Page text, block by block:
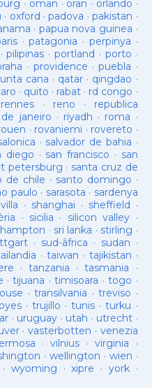
· oman · oran · orlando ·
· oxford ·padova ·pakistan ·
· papua nova guinea ·
·patagonia · perpinya ·
pilipinas ·portland · porto ·
· providence ·puebla ·
cana · qatar · qingdao ·
· quito · rabat · rd congo ·
rennes · reno · republica
janeiro · riyadh · roma ·
· rovaniemi · rovereto ·
· salvador de bahia ·
diego · san francisco · san
petersburg · santa cruz de
de chile · santo domingo ·
paulo · sarasota · sardenya
· shanghai · sheffield ·
· sicilia · silicon valley ·
· sri lanka · stirling ·
· sud-âfrica · sudan ·
·taiwan · tajikistan ·
· tanzania ·tasmania ·
·tijuana ·timisoara ·togo ·
·transilvania ·treviso ·
·trujillo ·tunis ·turku ·
· uruguay · utah · utrecht ·
· vasterbotten · venezia
·vilnius ·virginia ·
· wellington · wien ·
· wyoming ·xipre · york·